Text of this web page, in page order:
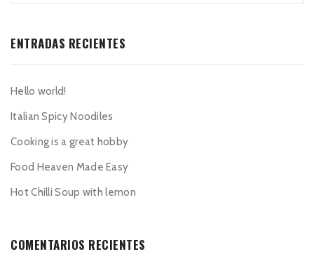
ENTRADAS RECIENTES
Hello world!
Italian Spicy Noodiles
Cooking is a great hobby
Food Heaven Made Easy
Hot Chilli Soup with lemon
COMENTARIOS RECIENTES